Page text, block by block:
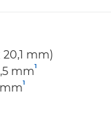
20,1 mm)
mm1
mm1